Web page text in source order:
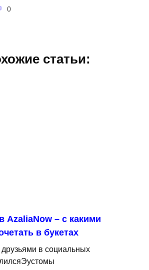
0
статьи:
AzaliaNow – с какими
в букетах
в социальных